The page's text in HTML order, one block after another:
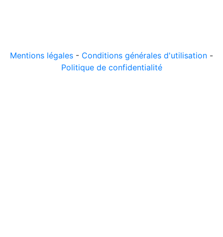
Mentions légales - Conditions générales d'utilisation -
Politique de confidentialité